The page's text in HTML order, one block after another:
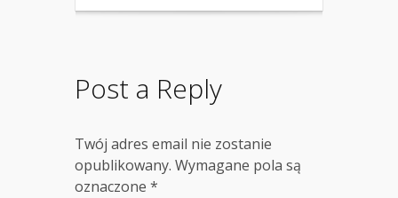
Post a Reply
Twój adres email nie zostanie
opublikowany. Wymagane pola są
oznaczone *